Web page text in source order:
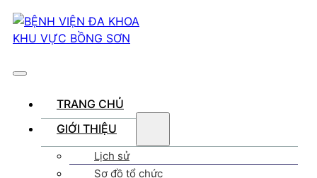
TRANG CHỦ
GIỚI THIỆU
Lịch sử
Sơ đồ tổ chức